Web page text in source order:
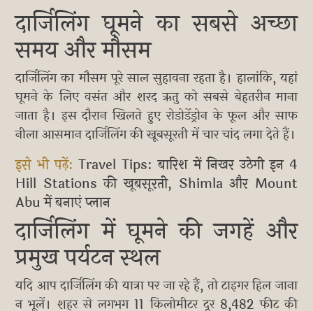
दार्जिलिंग घूमने का सबसे अच्छा
समय और मौसम
दार्जिलिंग का मौसम पूरे साल सुहावना रहता है। हालांकि, यहां
घूमने के लिए वसंत और शरद ऋतु को सबसे बेहतरीन माना
जाता है। इस दौरान खिलते हुए रोडोडेंड्रोन के फूल और साफ
नीला आसमान दार्जिलिंग की खूबसूरती में चार चांद लगा देते हैं।
इसे भी पढ़ें:Travel Tips: बारिश में निखर उठेगी इन 4
Hill Stations की खूबसूरती, Shimla और Mount
Abu में बनाएं प्लान
दार्जिलिंग में घूमने की जगहें और
प्रमुख पर्यटन स्थल
यदि आप दार्जिलिंग की यात्रा पर जा रहे हैं, तो टाइगर हिल जाना
न भूलें। शहर से लगभग 11 किलोमीटर दूर 8,482 फीट की